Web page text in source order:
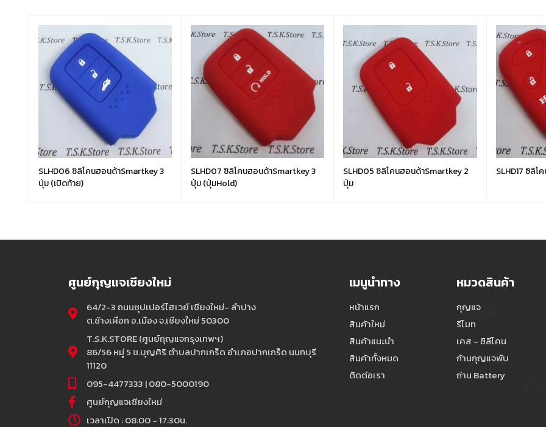
SLHD06 ซิลิโคนฮอนด้าSmartkey 3
ปุ่ม (เปิดท้าย)
SLHD07 ซิลิโคนฮอนด้าSmartkey 3
ปุ่ม (ปุ่มHold)
SLHD05 ซิลิโคนฮอนด้าSmartkey 2
ปุ่ม
SLHD17 ซิลิ
ศูนย์กุญแจเชียงใหม่
64/2-3 ถนนซุปเปอร์ไฮเวย์ เชียงใหม่- ลำปาง
ต.ช้างเผือก อ.เมือง จ.เชียงใหม่ 50300
T.S.K.STORE (ศูนย์กุญแจกรุงเทพฯ)
86/56 หมู่ 5 ซ.บุญศิริ ตำบลปากเกร็ด อำเภอปากเกร็ด นนทบุรี
11120
095-4477333 | 080-5000190
ศูนย์กุญแจเชียงใหม่
เวลาเปิด : 08:00 - 17:30น.
เมนูนำทาง
หน้าแรก
สินค้าใหม่
สินค้าแนะนำ
สินค้าทั้งหมด
ติดต่อเรา
หมวดสินค้า
กุญแจ
รีโมท
เคส - ซิลีโคน
ก้านกุญแจพับ
ถ่าน Battery